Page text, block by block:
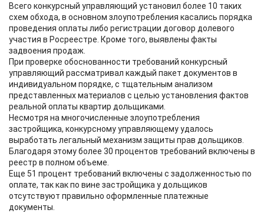
Всего конкурсный управляющий установил более 10 таких
схем обхода, в основном злоупотребления касались порядка
проведения оплаты либо регистрации договор долевого
участия в Росреестре. Кроме того, выявлены факты
задвоения продаж.
При проверке обоснованности требований конкурсный
управляющий рассматривал каждый пакет документов в
индивидуальном порядке, с тщательным анализом
представленных материалов с целью установления фактов
реальной оплаты квартир дольщиками.
Несмотря на многочисленные злоупотребления
застройщика, конкурсному управляющему удалось
выработать легальный механизм защиты прав дольщиков.
Благодаря этому более 30 процентов требований включены в
реестр в полном объеме.
Еще 51 процент требований включены с задолженностью по
оплате, так как по вине застройщика у дольщиков
отсутствуют правильно оформленные платежные
документы.